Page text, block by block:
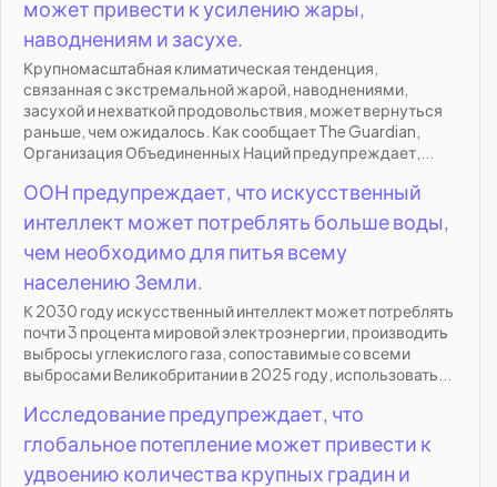
может привести к усилению жары,
наводнениям и засухе.
Крупномасштабная климатическая тенденция,
связанная с экстремальной жарой, наводнениями,
засухой и нехваткой продовольствия, может вернуться
раньше, чем ожидалось. Как сообщает The Guardian,
Организация Объединенных Наций предупреждает,...
ООН предупреждает, что искусственный
интеллект может потреблять больше воды,
чем необходимо для питья всему
населению Земли.
К 2030 году искусственный интеллект может потреблять
почти 3 процента мировой электроэнергии, производить
выбросы углекислого газа, сопоставимые со всеми
выбросами Великобритании в 2025 году, использовать...
Исследование предупреждает, что
глобальное потепление может привести к
удвоению количества крупных градин и